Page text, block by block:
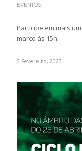
EVENTOS
Participe em mais
março às 15h.
5 Fevereiro, 2025